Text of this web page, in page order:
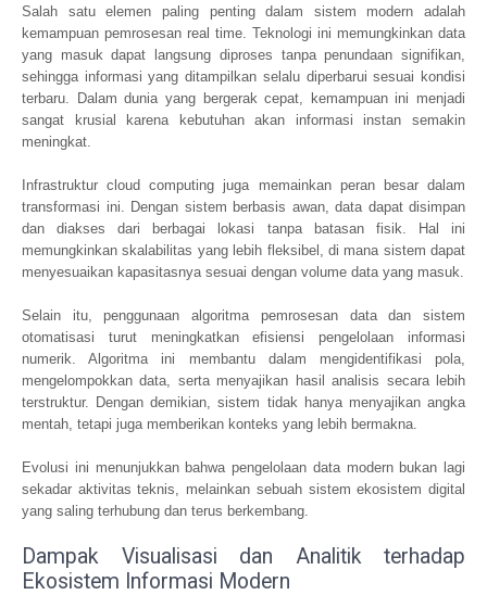
Salah satu elemen paling penting dalam sistem modern adalah
kemampuan pemrosesan real time. Teknologi ini memungkinkan data
yang masuk dapat langsung diproses tanpa penundaan signifikan,
sehingga informasi yang ditampilkan selalu diperbarui sesuai kondisi
terbaru. Dalam dunia yang bergerak cepat, kemampuan ini menjadi
sangat krusial karena kebutuhan akan informasi instan semakin
meningkat.
Infrastruktur cloud computing juga memainkan peran besar dalam
transformasi ini. Dengan sistem berbasis awan, data dapat disimpan
dan diakses dari berbagai lokasi tanpa batasan fisik. Hal ini
memungkinkan skalabilitas yang lebih fleksibel, di mana sistem dapat
menyesuaikan kapasitasnya sesuai dengan volume data yang masuk.
Selain itu, penggunaan algoritma pemrosesan data dan sistem
otomatisasi turut meningkatkan efisiensi pengelolaan informasi
numerik. Algoritma ini membantu dalam mengidentifikasi pola,
mengelompokkan data, serta menyajikan hasil analisis secara lebih
terstruktur. Dengan demikian, sistem tidak hanya menyajikan angka
mentah, tetapi juga memberikan konteks yang lebih bermakna.
Evolusi ini menunjukkan bahwa pengelolaan data modern bukan lagi
sekadar aktivitas teknis, melainkan sebuah sistem ekosistem digital
yang saling terhubung dan terus berkembang.
Dampak Visualisasi dan Analitik terhadap
Ekosistem Informasi Modern